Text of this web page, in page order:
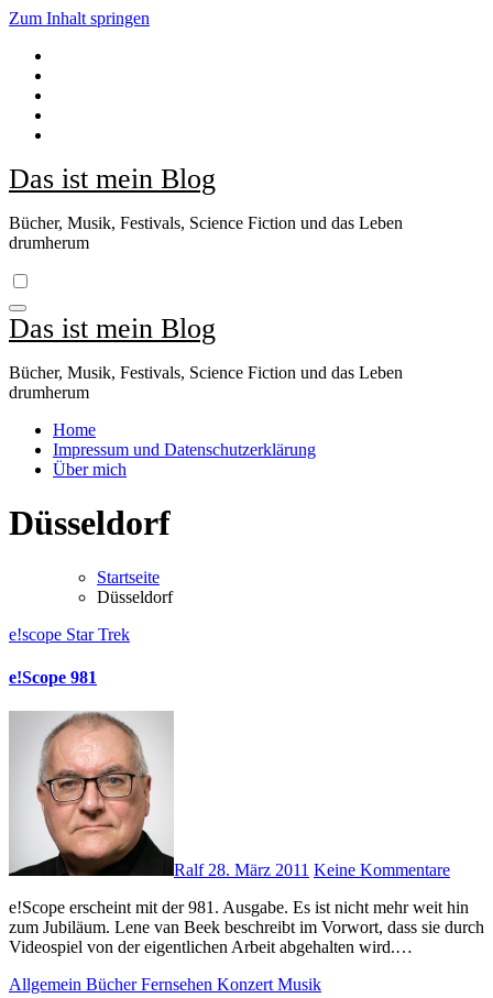
Zum Inhalt springen
Das ist mein Blog
Bücher, Musik, Festivals, Science Fiction und das Leben
drumherum
Das ist mein Blog
Bücher, Musik, Festivals, Science Fiction und das Leben
drumherum
Home
Impressum und Datenschutzerklärung
Über mich
Düsseldorf
Startseite
Düsseldorf
e!scope Star Trek
e!Scope 981
Ralf28. März 2011 Keine Kommentare
e!Scope erscheint mit der 981. Ausgabe. Es ist nicht mehr weit hin
zum Jubiläum. Lene van Beek beschreibt im Vorwort, dass sie durch
Videospiel von der eigentlichen Arbeit abgehalten wird.…
Allgemein BücherFernsehen KonzertMusik